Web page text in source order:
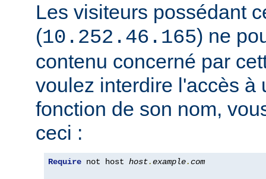
Les visiteurs possédant
(10.252.46.165) ne
contenu concerné par
voulez interdire l'accès à
fonction de son nom,
ceci :
Require not host host.example.com